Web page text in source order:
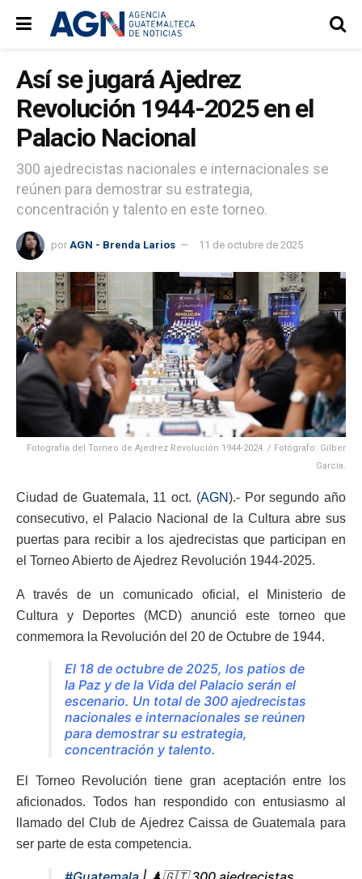
Así se jugará Ajedrez
Revolución 1944-2025 en el
Palacio Nacional
300 ajedrecistas nacionales e internacionales se
reúnen para demostrar su estrategia,
concentración y talento en este torneo.
por AGN - Brenda Larios 11 de octubre de 2025
Fotografía del Torneo de Ajedrez Revolución 1944-2024. / Fotógrafo: Gilber
García.
Ciudad de Guatemala, 11 oct. (AGN).- Por segundo año
consecutivo, el Palacio Nacional de la Cultura abre sus
puertas para recibir a los ajedrecistas que participan en
el Torneo Abierto de Ajedrez Revolución 1944-2025.
A través de un comunicado oficial, el Ministerio de
Cultura y Deportes (MCD) anunció este torneo que
conmemora la Revolución del 20 de Octubre de 1944.
El 18 de octubre de 2025, los patios de
la Paz y de la Vida del Palacio serán el
escenario. Un total de 300 ajedrecistas
nacionales e internacionales se reúnen
para demostrar su estrategia,
concentración y talento.
El Torneo Revolución tiene gran aceptación entre los
aficionados. Todos han respondido con entusiasmo al
llamado del Club de Ajedrez Caissa de Guatemala para
ser parte de esta competencia.